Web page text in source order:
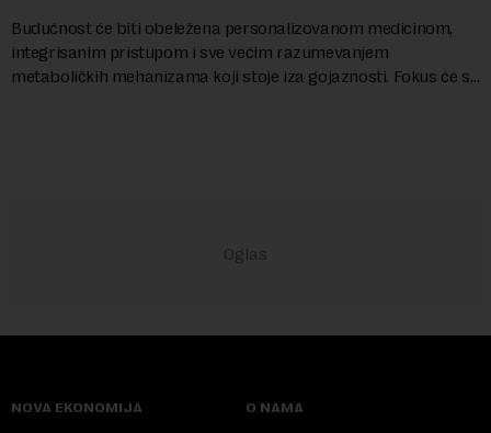
Budućnost će biti obeležena personalizovanom medicinom,
integrisanim pristupom i sve većim razumevanjem
metaboličkih mehanizama koji stoje iza gojaznosti. Fokus će se
NOVA EKONOMIJA O NAMA